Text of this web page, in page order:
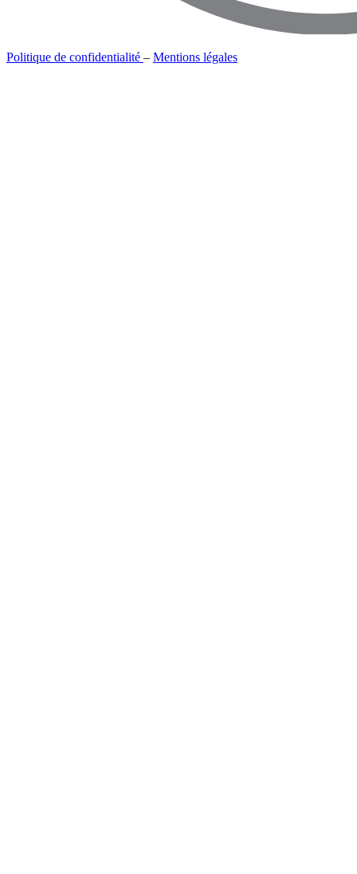
Politique de confidentialité – Mentions légales